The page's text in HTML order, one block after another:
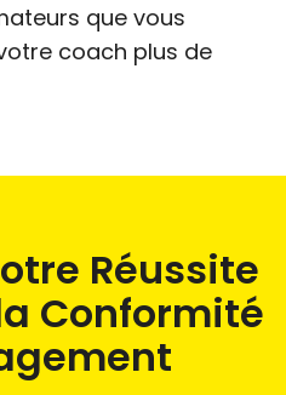
que vous
coach plus de
Réussite
Conformité